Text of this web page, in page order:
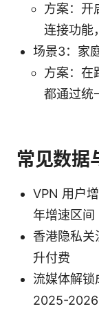
方案：开
连接功能
场景3：家
方案：在
都通过统
常见数据
VPN 用户
年增速区间
香港隐私
升付费
流媒体解锁
2025-2026